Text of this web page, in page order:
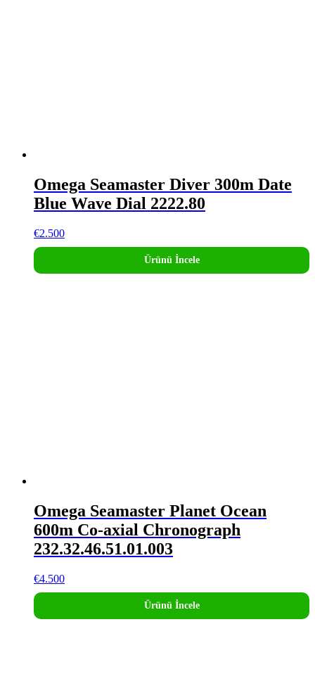
Omega Seamaster Diver 300m Date
Blue Wave Dial 2222.80
€2.500
Ürünü İncele
Omega Seamaster Planet Ocean
600m Co-axial Chronograph
232.32.46.51.01.003
€4.500
Ürünü İncele